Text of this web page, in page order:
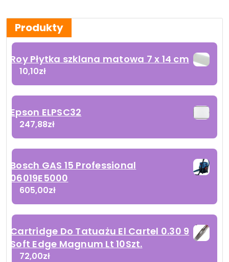
Produkty
Roy Płytka szklana matowa 7 x 14 cm
10,10zł
Epson ELPSC32
247,88zł
Bosch GAS 15 Professional
06019E5000
605,00zł
Cartridge Do Tatuażu El Cartel 0.30 9
Soft Edge Magnum Lt 10Szt.
72,00zł